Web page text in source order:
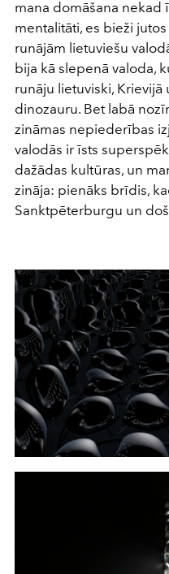
mana domāšana nekad
mentalitāti, es bieži
runājām lietuviešu
bija kā slepenā valoda,
runāju lietuviski, Krievijā
dinozauru. Bet labā
zināmas nepiederības
valodās ir īsts
dažādas kultūras, un
zināja: pienāks brīdis,
Sanktpēterburgu un